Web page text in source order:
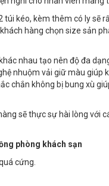
túi kéo, kèm thêm có ly
hàng chọn size sản
nhau tạo nên độ đa
nhuộm vải giữ màu giúp
chắn không bị bung xù
sẽ thực sự hài lòng với
phòng khách sạn
cứng.